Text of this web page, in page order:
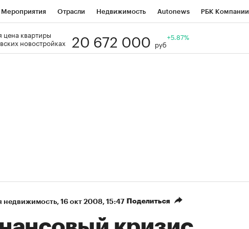
Мероприятия Отрасли Недвижимость Autonews РБК Компании
Визионеры
цена квартиры
новостройках
20 672 000 руб
+5.87%
недвижимость⁠, 16 окт 2008, 15:47 Поделиться